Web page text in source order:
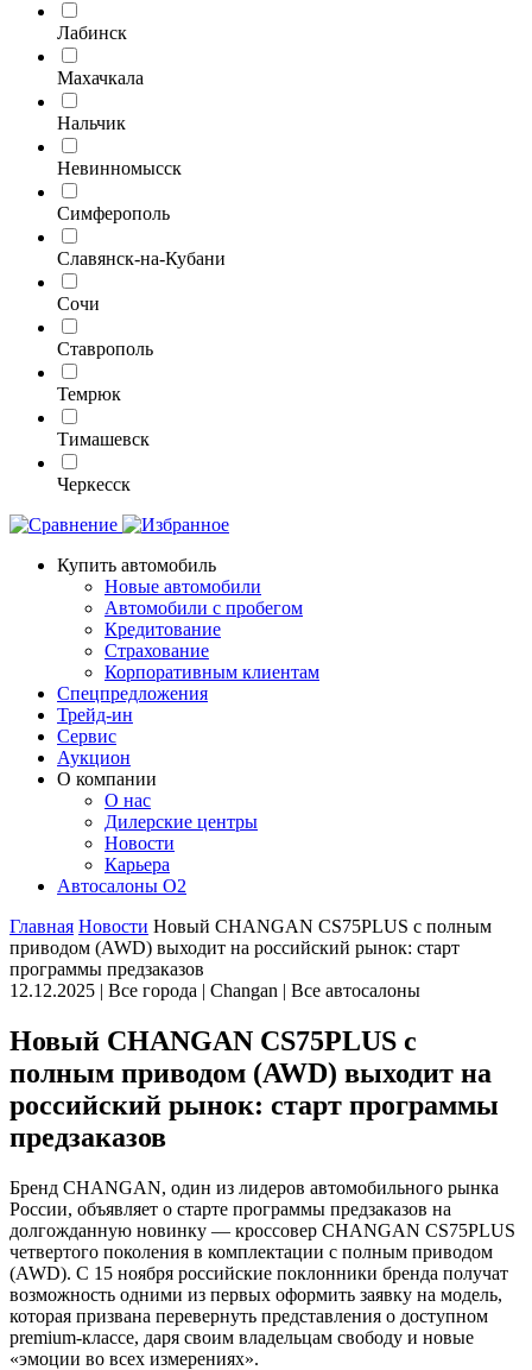
Лабинск
Махачкала
Нальчик
Невинномысск
Симферополь
Славянск-на-Кубани
Сочи
Ставрополь
Темрюк
Тимашевск
Черкесск
Купить автомобиль
Новые автомобили
Автомобили с пробегом
Кредитование
Страхование
Корпоративным клиентам
Спецпредложения
Трейд-ин
Сервис
Аукцион
О компании
О нас
Дилерские центры
Новости
Карьера
Автосалоны O2
Главная Новости Новый CHANGAN CS75PLUS с полным
приводом (AWD) выходит на российский рынок: старт
программы предзаказов
12.12.2025 | Все города | Changan | Все автосалоны
Новый CHANGAN CS75PLUS с
полным приводом (AWD) выходит на
российский рынок: старт программы
предзаказов
Бренд CHANGAN, один из лидеров автомобильного рынка
России, объявляет о старте программы предзаказов на
долгожданную новинку — кроссовер CHANGAN CS75PLUS
четвертого поколения в комплектации с полным приводом
(AWD). С 15 ноября российские поклонники бренда получат
возможность одними из первых оформить заявку на модель,
которая призвана перевернуть представления о доступном
premium-классе, даря своим владельцам свободу и новые
«эмоции во всех измерениях».